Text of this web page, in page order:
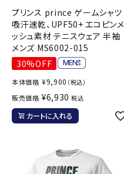
プリンス prince ゲームシャツ
吸汗速乾、UPF50+ エコピンメ
ッシュ素材 テニスウェア 半袖
メンズ MS6002-015
30%OFF
本体価格 ¥9,900 （税込）
販売価格 ¥6,930 税込
カートに入れる